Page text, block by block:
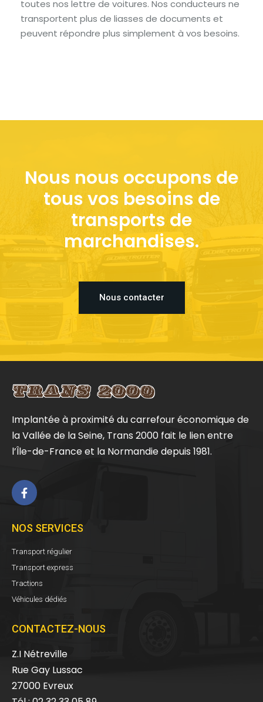
toutes nos lettre de voitures. Nos conducteurs ne
transportent plus de liasses de documents et
peuvent répondre plus simplement à vos besoins.
Nous nous occupons de
tous vos besoins de
transports de
marchandises.
Nous contacter
Implantée à proximité du carrefour économique de
la Vallée de la Seine, Trans 2000 fait le lien entre
l’Île-de-France et la Normandie depuis 1981.
NOS SERVICES
Transport régulier
Transport express
Tractions
Véhicules dédiés
CONTACTEZ-NOUS
Z.I Nétreville
Rue Gay Lussac
27000 Evreux